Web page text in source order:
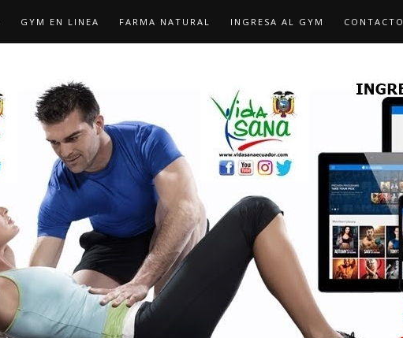
GYM EN LINEA FARMA NATURAL INGRESA AL GYM CONTACTO